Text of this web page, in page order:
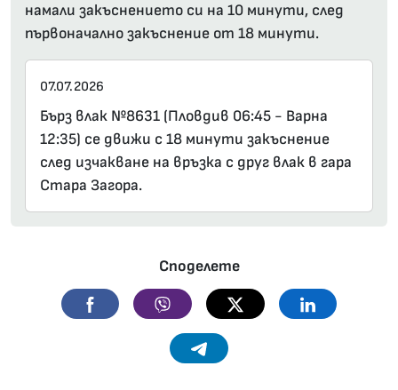
намали закъснението си на 10 минути, след
първоначално закъснение от 18 минути.
07.07.2026
Бърз влак №8631 (Пловдив 06:45 - Варна
12:35) се движи с 18 минути закъснение
след изчакване на връзка с друг влак в гара
Стара Загора.
Споделете
Facebook Viber Twitter Linkedin
Telegram